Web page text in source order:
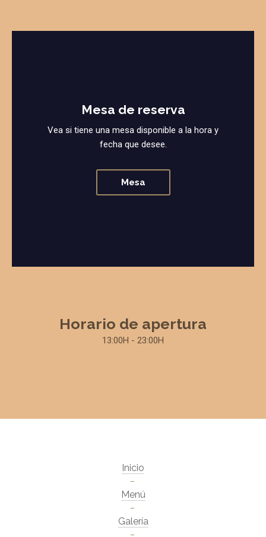
Mesa de reserva
Vea si tiene una mesa disponible a la hora y
fecha que desee.
Mesa
Horario de apertura
13:00H - 23:00H
Inicio
Menú
Galería